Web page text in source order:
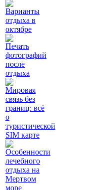
Варианты
отдыха в
октябре
Печать
фотографий
после
отдыха
Мировая
связь без
границ: всё
о
туристической
SIM карте
Особенности
лечебного
отдыха на
Мертвом
море